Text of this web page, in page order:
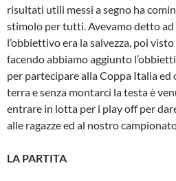
risultati utili messi a segno ha
stimolo per tutti. Avevamo detto
l’obbiettivo era la salvezza, poi
facendo abbiamo aggiunto
per partecipare alla Coppa Italia ed
terra e senza montarci la testa è
entrare in lotta per i play off per
alle ragazze ed al nostro
LA PARTITA